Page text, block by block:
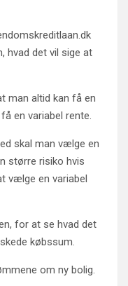
hvad det vil sige at
man altid kan få en
en variabel rente.
skal man vælge en
større risiko hvis
vælge en variabel
for at se hvad det
købssum.
om ny bolig.